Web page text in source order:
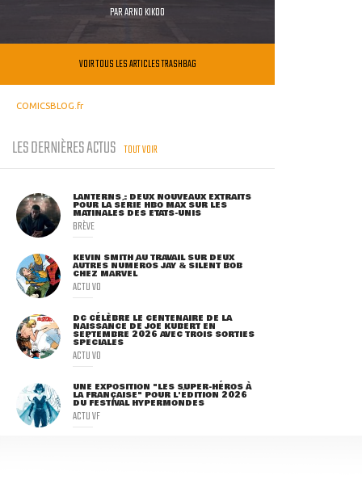
PARARNO KIKOO
VOIR TOUS LES ARTICLES TRASHBAG
COMICSBLOG.fr
LES DERNIÈRES ACTUS TOUT VOIR
LANTERNS : DEUX NOUVEAUX EXTRAITS
POUR LA SÉRIE HBO MAX SUR LES
MATINALES DES ETATS-UNIS
BRÈVE
KEVIN SMITH AU TRAVAIL SUR DEUX
AUTRES NUMÉROS JAY & SILENT BOB
CHEZ MARVEL
ACTU VO
DC CÉLÈBRE LE CENTENAIRE DE LA
NAISSANCE DE JOE KUBERT EN
SEPTEMBRE 2026 AVEC TROIS SORTIES
SPÉCIALES
ACTU VO
UNE EXPOSITION "LES SUPER-HÉROS À
LA FRANÇAISE" POUR L'ÉDITION 2026
DU FESTIVAL HYPERMONDES
ACTU VF